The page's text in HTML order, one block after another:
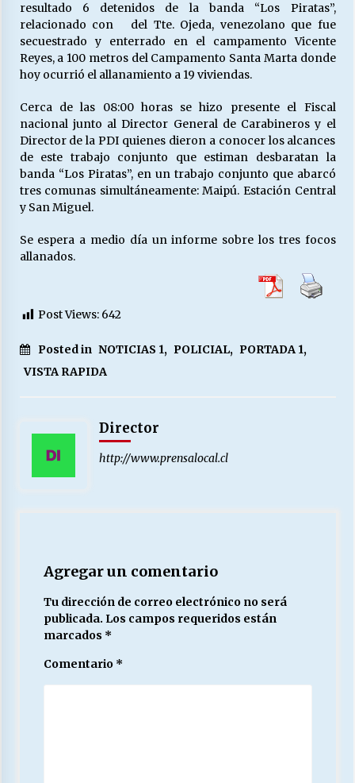
Chile y sus segmentos de la riqueza
06/04/2026
resultado 6 detenidos de la banda “Los Piratas”,
relacionado con del Tte. Ojeda, venezolano que fue
secuestrado y enterrado en el campamento Vicente
Reyes, a 100 metros del Campamento Santa Marta donde
hoy ocurrió el allanamiento a 19 viviendas.
Cerca de las 08:00 horas se hizo presente el Fiscal
nacional junto al Director General de Carabineros y el
Director de la PDI quienes dieron a conocer los alcances
de este trabajo conjunto que estiman desbaratan la
banda “Los Piratas”, en un trabajo conjunto que abarcó
tres comunas simultáneamente: Maipú. Estación Central
y San Miguel.
Se espera a medio día un informe sobre los tres focos
allanados.
Post Views: 642
Posted in NOTICIAS 1, POLICIAL, PORTADA 1,
VISTA RAPIDA
Director
http://www.prensalocal.cl
Agregar un comentario
Tu dirección de correo electrónico no será
publicada. Los campos requeridos están
marcados *
Comentario *